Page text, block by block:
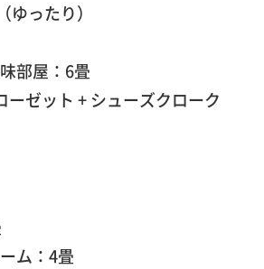
ったり）
部屋：6畳
ーゼット + シューズクローク
ム：4畳